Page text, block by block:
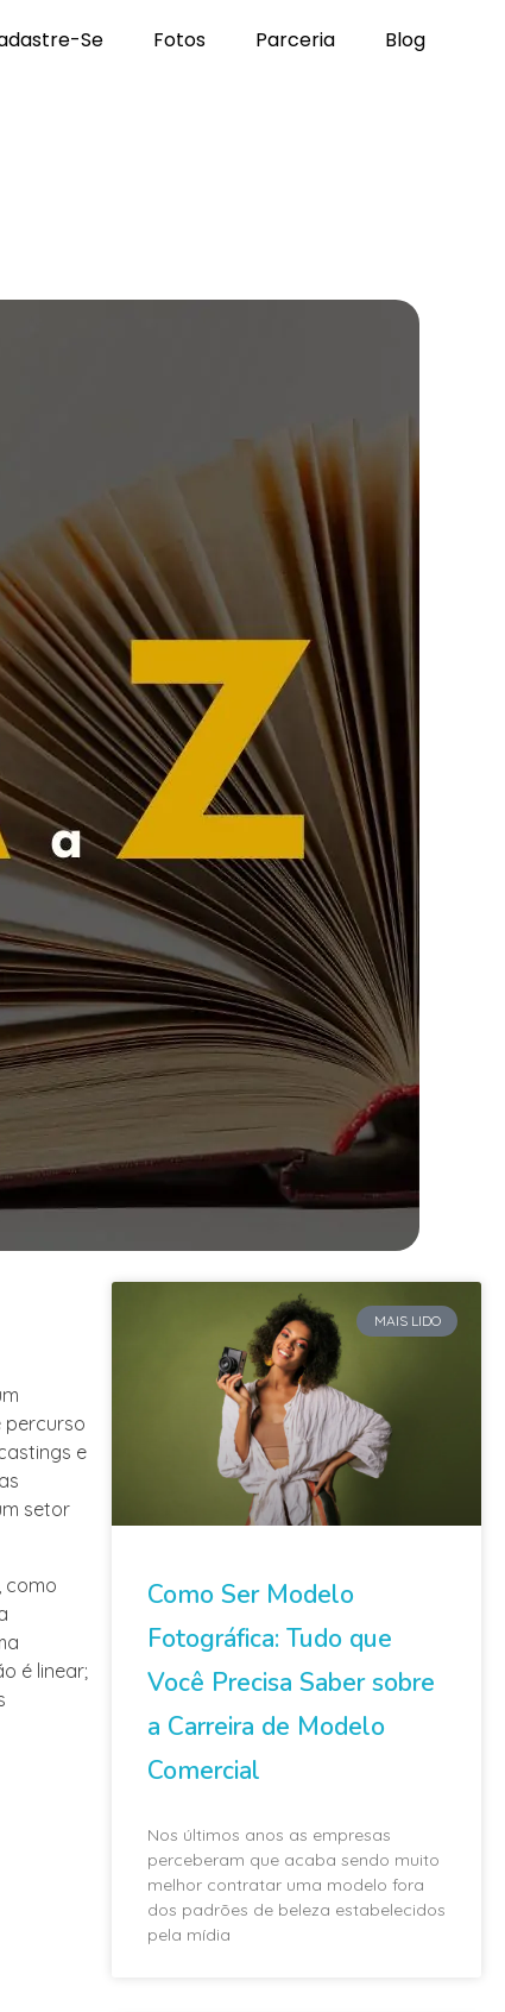
Se Fotos Parceria Blog
percurso
e
setor
como
é linear;
MAIS LIDO
Como Ser Modelo
Fotográfica: Tudo que
Você Precisa Saber sobre
a Carreira de Modelo
Comercial
Nos últimos anos as empresas
perceberam que acaba sendo muito
melhor contratar uma modelo fora
dos padrões de beleza estabelecidos
pela mídia